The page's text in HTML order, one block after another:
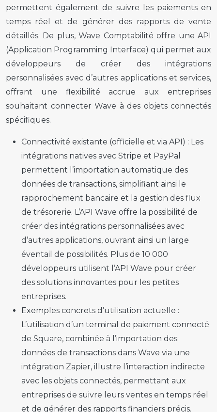
permettent également de suivre les paiements en
temps réel et de générer des rapports de vente
détaillés. De plus, Wave Comptabilité offre une API
(Application Programming Interface) qui permet aux
développeurs de créer des intégrations
personnalisées avec d’autres applications et services,
offrant une flexibilité accrue aux entreprises
souhaitant connecter Wave à des objets connectés
spécifiques.
Connectivité existante (officielle et via API) : Les
intégrations natives avec Stripe et PayPal
permettent l’importation automatique des
données de transactions, simplifiant ainsi le
rapprochement bancaire et la gestion des flux
de trésorerie. L’API Wave offre la possibilité de
créer des intégrations personnalisées avec
d’autres applications, ouvrant ainsi un large
éventail de possibilités. Plus de 10 000
développeurs utilisent l’API Wave pour créer
des solutions innovantes pour les petites
entreprises.
Exemples concrets d’utilisation actuelle :
L’utilisation d’un terminal de paiement connecté
de Square, combinée à l’importation des
données de transactions dans Wave via une
intégration Zapier, illustre l’interaction indirecte
avec les objets connectés, permettant aux
entreprises de suivre leurs ventes en temps réel
et de générer des rapports financiers précis.